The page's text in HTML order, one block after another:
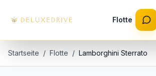
Flotte
Startseite / Flotte / Lamborghini Sterrato